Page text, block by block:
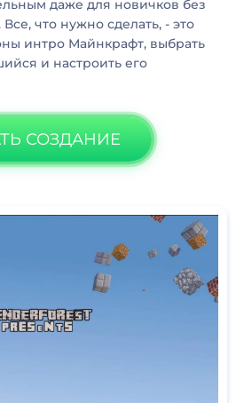
даже для новичков без
что нужно сделать, - это
интро Майнкрафт, выбрать
и настроить его
СОЗДАНИЕ